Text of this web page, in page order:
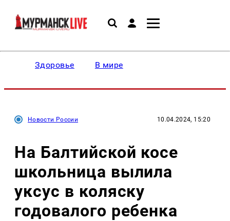
Здоровье В мире
Новости России 10.04.2024, 15:20
На Балтийской косе
школьница вылила
уксус в коляску
годовалого ребенка